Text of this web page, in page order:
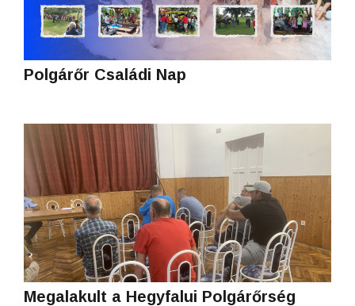
Polgárőr Családi Nap
Megalakult a Hegyfalui Polgárőrség